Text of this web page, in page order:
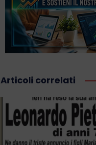
Articoli correlati